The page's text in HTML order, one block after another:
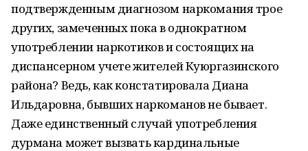
подтвержденным диагнозом наркомания трое
других, замеченных пока в однократном
употреблении наркотиков и состоящих на
диспансерном учете жителей Куюргазинского
района? Ведь, как констатировала Диана
Ильдаровна, бывших наркоманов не бывает.
Даже единственный случай употребления
дурмана может вызвать кардинальные